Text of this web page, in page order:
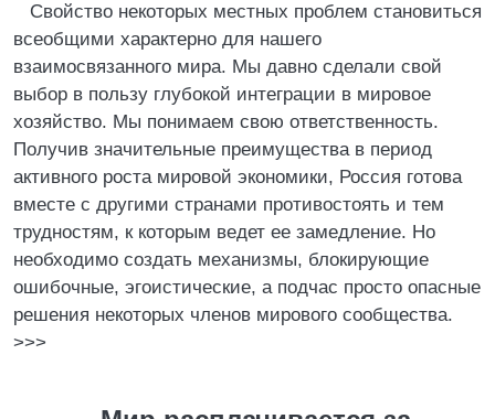
Свойство некоторых местных проблем становиться
всеобщими характерно для нашего
взаимосвязанного мира. Мы давно сделали свой
выбор в пользу глубокой интеграции в мировое
хозяйство. Мы понимаем свою ответственность.
Получив значительные преимущества в период
активного роста мировой экономики, Россия готова
вместе с другими странами противостоять и тем
трудностям, к которым ведет ее замедление. Но
необходимо создать механизмы, блокирующие
ошибочные, эгоистические, а подчас просто опасные
решения некоторых членов мирового сообщества.
>>>